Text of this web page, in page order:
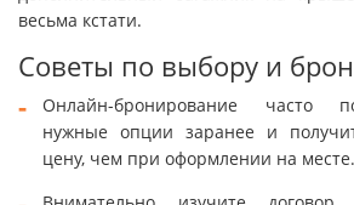
весьма кстати.
Советы по выбору и
Онлайн-бронирование часто
нужные опции заранее и
цену, чем при оформлении на месте.